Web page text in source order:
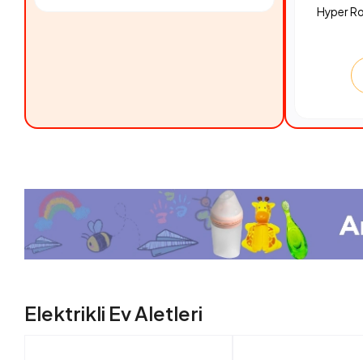
Hyper
Elektrikli Ev Aletleri